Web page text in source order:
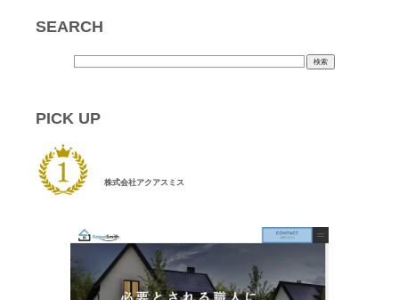
SEARCH
PICK UP
株式会社アクアスミス